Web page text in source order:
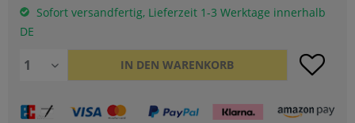
Sofort versandfertig, Lieferzeit 1-3 Werktage innerhalb
DE
IN DEN WARENKORB